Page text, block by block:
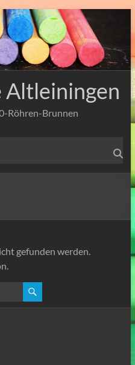
Altleiningen
Röhren-Brunnen
gefunden werden.